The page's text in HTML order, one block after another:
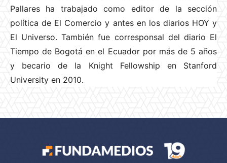
Pallares ha trabajado como editor de la sección
política de El Comercio y antes en los diarios HOY y
El Universo. También fue corresponsal del diario El
Tiempo de Bogotá en el Ecuador por más de 5 años
y becario de la Knight Fellowship en Stanford
University en 2010.